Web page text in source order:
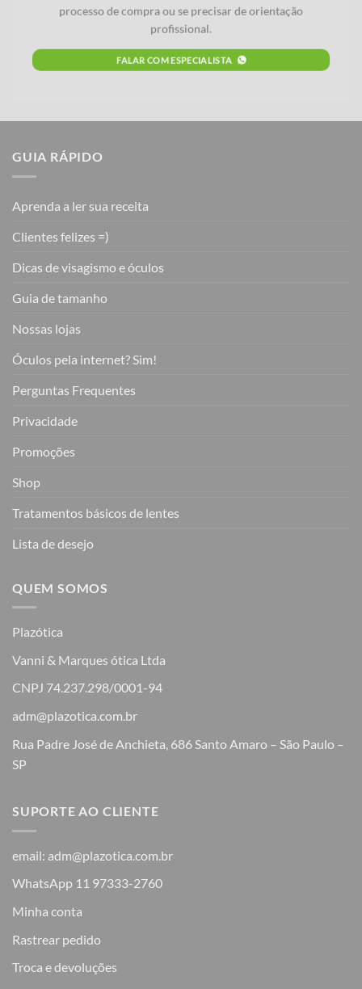
processo de compra ou se precisar de orientação
profissional.
FALAR COM ESPECIALISTA
GUIA RÁPIDO
Aprenda a ler sua receita
Clientes felizes =)
Dicas de visagismo e óculos
Guia de tamanho
Nossas lojas
Óculos pela internet? Sim!
Perguntas Frequentes
Privacidade
Promoções
Shop
Tratamentos básicos de lentes
Lista de desejo
QUEM SOMOS
Plazótica
Vanni & Marques ótica Ltda
CNPJ 74.237.298/0001-94
adm@plazotica.com.br
Rua Padre José de Anchieta, 686 Santo Amaro – São Paulo –
SP
SUPORTE AO CLIENTE
email: adm@plazotica.com.br
WhatsApp 11 97333-2760
Minha conta
Rastrear pedido
Troca e devoluções